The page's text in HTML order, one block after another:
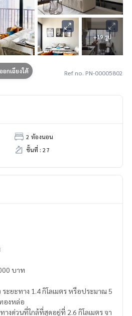
+19 รูป
กเฉียงใต้ Ref no. PN-00005802
2 ห้องนอน
ชั้นที่ : 27
บาท
ะยะทาง 1.4 กิโลเมตร หรือประมาณ 5
องหล่อ
งด่วนที่ใกล้ที่สุดอยู่ที่ 2.6 กิโลเมตร จา